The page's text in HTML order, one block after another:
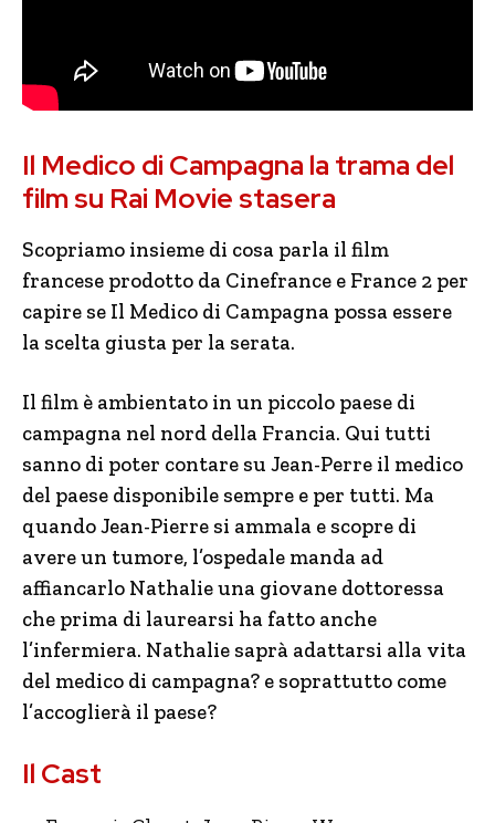
Il Medico di Campagna la trama del
film su Rai Movie stasera
Scopriamo insieme di cosa parla il film
francese prodotto da Cinefrance e France 2 per
capire se Il Medico di Campagna possa essere
la scelta giusta per la serata.
Il film è ambientato in un piccolo paese di
campagna nel nord della Francia. Qui tutti
sanno di poter contare su Jean-Perre il medico
del paese disponibile sempre e per tutti. Ma
quando Jean-Pierre si ammala e scopre di
avere un tumore, l’ospedale manda ad
affiancarlo Nathalie una giovane dottoressa
che prima di laurearsi ha fatto anche
l’infermiera. Nathalie saprà adattarsi alla vita
del medico di campagna? e soprattutto come
l’accoglierà il paese?
Il Cast